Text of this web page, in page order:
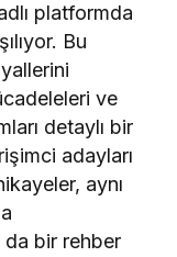
platformda
Bu
ve
detaylı bir
adayları
aynı
da bir rehber